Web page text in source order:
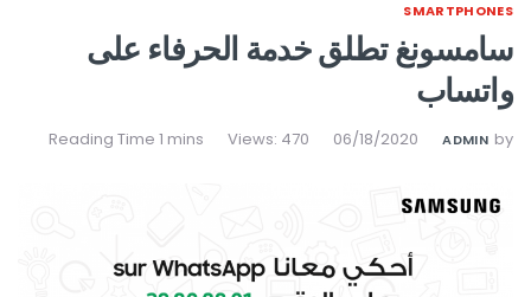
SMARTPHONES
سامسونغ تطلق خدمة الحرفاء على
واتساب
by
ADMIN
06/18/2020
Views: 470